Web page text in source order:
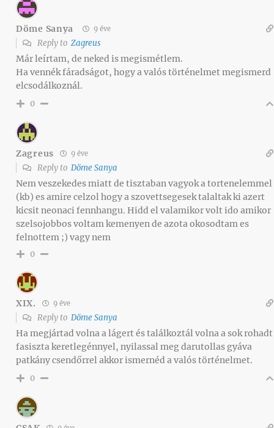
Döme Sanya 9 éve
Reply to Zagreus
Már leírtam, de neked is megismétlem.
Ha vennék fáradságot, hogy a valós történelmet megismerd
elcsodálkoznál.
0
Zagreus 9 éve
Reply to Döme Sanya
Nem veszekedes miatt de tisztaban vagyok a tortenelemmel
(kb) es amire celzol hogy a szovettsegesek talaltak ki azert
kicsit neonaci fennhangu. Hidd el valamikor volt ido amikor
szelsojobbos voltam kemenyen de azota okosodtam es
felnottem ;) vagy nem
0
XIX. 9 éve
Reply to Döme Sanya
Ha megjártad volna a lágert és találkoztál volna a sok rohadt
fasiszta keretlegénnyel, nyilassal meg darutollas gyáva
patkány csendőrrel akkor ismernéd a valós történelmet.
0